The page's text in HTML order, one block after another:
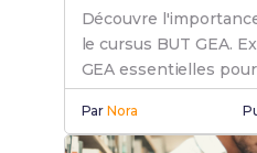
Découvre
le cursus BUT GEA.
GEA essentielles
réussie en gestion.
ParNora